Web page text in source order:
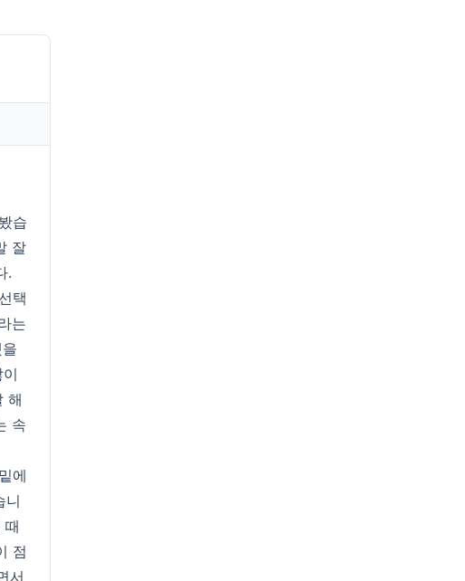
습
잘
.
택
는
해
속
에
니
때
점
서